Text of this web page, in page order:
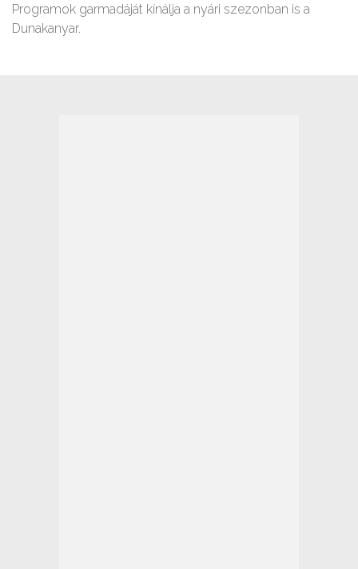
Programok garmadáját kínálja a nyári szezonban is a
Dunakanyar.